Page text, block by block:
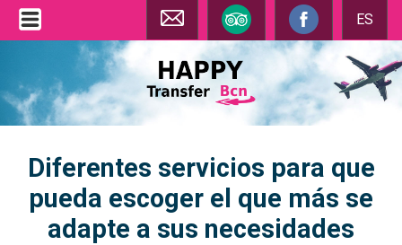
ES
Diferentes servicios para que
pueda escoger el que más se
adapte a sus necesidades